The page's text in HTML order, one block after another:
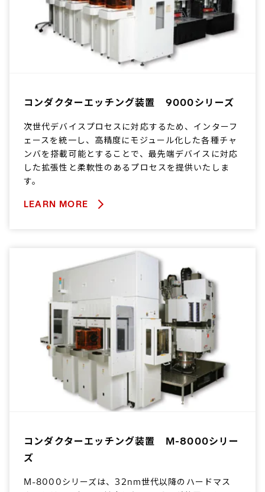
コンダクターエッチング装置 9000シリーズ
次世代デバイスプロセスに対応するため、インターフ
ェースを統一し、高精度にモジュール化した各種チャ
ンバを搭載可能とすることで、最先端デバイスに対応
した拡張性と柔軟性のあるプロセスを提供いたしま
す。
LEARN MORE
コンダクターエッチング装置 M-8000シリー
ズ
M-8000シリーズは、32nm世代以降のハードマス